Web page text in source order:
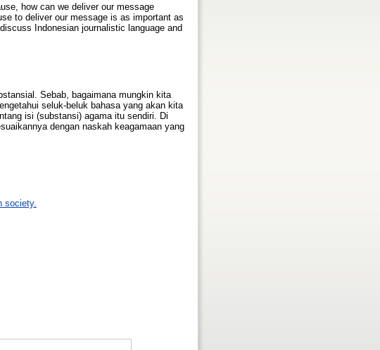
how can we deliver our message
to deliver our message is as important as
Indonesian journalistic language and
Sebab, bagaimana mungkin kita
seluk-beluk bahasa yang akan kita
isi (substansi) agama itu sendiri. Di
dengan naskah keagamaan yang
society.